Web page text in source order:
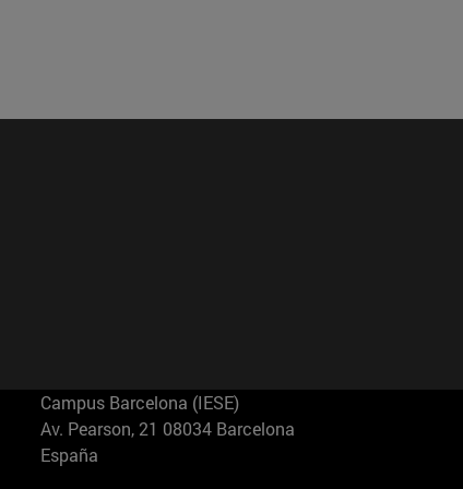
Campus Barcelona (IESE)
Av. Pearson, 21 08034 Barcelona
España